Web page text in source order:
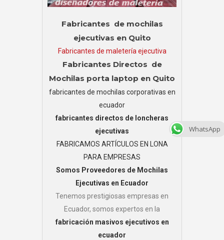
Fabricantes de mochilas
ejecutivas en Quito
Fabricantes de maletería ejecutiva
Fabricantes Directos de
Mochilas porta laptop en Quito
fabricantes de mochilas corporativas en
ecuador
fabricantes directos de loncheras
ejecutivas
FABRICAMOS ARTÍCULOS EN LONA
PARA EMPRESAS
Somos Proveedores de Mochilas
Ejecutivas en Ecuador
Tenemos prestigiosas empresas en
Ecuador, somos expertos en la
fabricación masivos ejecutivos en
ecuador
WhatsApp